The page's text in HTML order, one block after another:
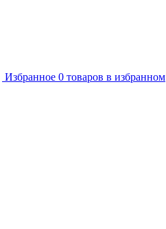
Избранное 0 товаров в избранном